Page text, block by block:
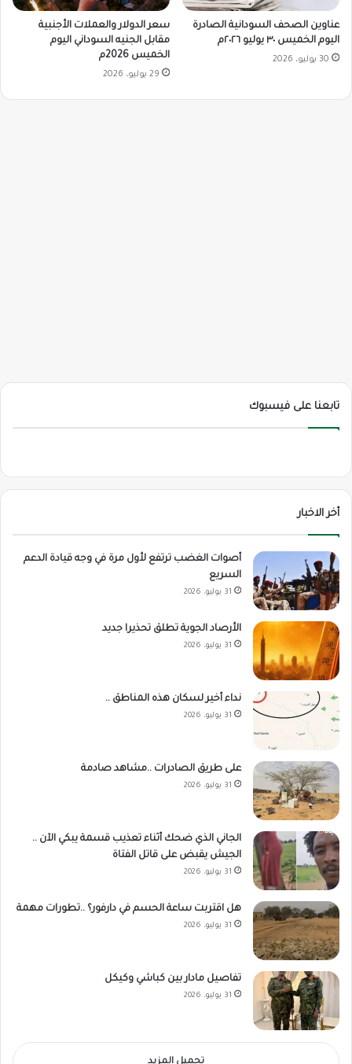
عناوين الصحف السودانية الصادرة
اليوم الخميس ٣٠ يوليو ٢٠٢٦م
30 يوليو، 2026
سعر الدولار والعملات الأجنبية
مقابل الجنيه السوداني اليوم
الخميس 2026م
29 يوليو، 2026
تابعنا على فيسبوك
أخر الاخبار
أصوات الغضب ترتفع لأول مرة في وجه قيادة الدعم
السريع
31 يوليو، 2026
الأرصاد الجوية تطلق تحذيرا جديد
31 يوليو، 2026
نداء أخير لسكان هذه المناطق ..
31 يوليو، 2026
على طريق الصادرات ..مشاهد صادمة
31 يوليو، 2026
الجاني الذي ضحك أثناء تعذيب قسمة يبكي الآن ..
الجيش يقبض على قاتل الفتاة
31 يوليو، 2026
هل اقتربت ساعة الحسم في دارفور؟ ..تطورات مهمة
31 يوليو، 2026
تفاصيل مادار بين كباشي وكيكل
31 يوليو، 2026
تحميل المزيد